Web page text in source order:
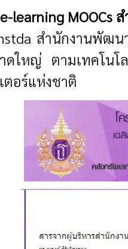
e-learning MOOCs
สำนักงานพัฒน
าดใหญ่ ตามเทคโ
อร์แห่งชาติ